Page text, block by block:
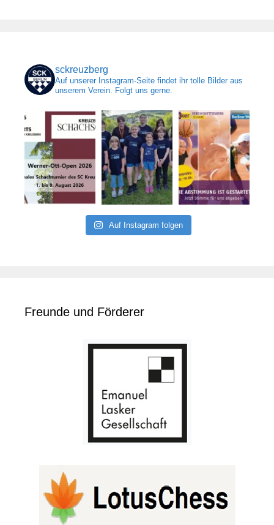
sckreuzberg
Auf unserer Instagram-Seite findet ihr tolle Bilder aus
unserem Verein. Folgt uns gerne.
Auf Instagram folgen
Freunde und Förderer